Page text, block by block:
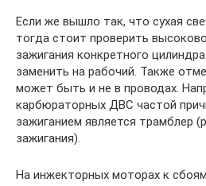
Если же вышло так, что сухая
тогда стоит проверить
зажигания конкретного
заменить на рабочий. Также
может быть и не в проводах.
карбюраторных ДВС частой
зажиганием является трамблер
зажигания).
На инжекторных моторах к